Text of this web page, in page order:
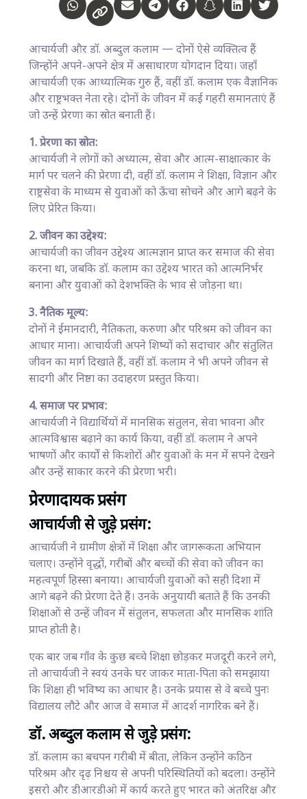
आचार्यजी और डॉ. अब्दुल कलाम — दोनों ऐसे व्यक्तित्व हैं
जिन्होंने अपने-अपने क्षेत्र में असाधारण योगदान दिया। जहाँ
आचार्यजी एक आध्यात्मिक गुरु हैं, वहीं डॉ. कलाम एक वैज्ञानिक
और राष्ट्रभक्त नेता रहे। दोनों के जीवन में कई गहरी समानताएं हैं
जो उन्हें प्रेरणा का स्रोत बनाती हैं।
1. प्रेरणा का स्रोत:
आचार्यजी ने लोगों को अध्यात्म, सेवा और आत्म-साक्षात्कार के
मार्ग पर चलने की प्रेरणा दी, वहीं डॉ. कलाम ने शिक्षा, विज्ञान और
राष्ट्रसेवा के माध्यम से युवाओं को ऊँचा सोचने और आगे बढ़ने के
लिए प्रेरित किया।
2. जीवन का उद्देश्य:
आचार्यजी का जीवन उद्देश्य आत्मज्ञान प्राप्त कर समाज की सेवा
करना था, जबकि डॉ. कलाम का उद्देश्य भारत को आत्मनिर्भर
बनाना और युवाओं को देशभक्ति के भाव से जोड़ना था।
3. नैतिक मूल्य:
दोनों ने ईमानदारी, नैतिकता, करुणा और परिश्रम को जीवन का
आधार माना। आचार्यजी अपने शिष्यों को सदाचार और संतुलित
जीवन का मार्ग दिखाते हैं, वहीं डॉ. कलाम ने भी अपने जीवन से
सादगी और निष्ठा का उदाहरण प्रस्तुत किया।
4. समाज पर प्रभाव:
आचार्यजी ने विद्यार्थियों में मानसिक संतुलन, सेवा भावना और
आत्मविश्वास बढ़ाने का कार्य किया, वहीं डॉ. कलाम ने अपने
भाषणों और कार्यों से किशोरों और युवाओं के मन में सपने देखने
और उन्हें साकार करने की प्रेरणा भरी।
प्रेरणादायक प्रसंग
आचार्यजी से जुड़े प्रसंग:
आचार्यजी ने ग्रामीण क्षेत्रों में शिक्षा और जागरूकता अभियान
चलाए। उन्होंने वृद्धों, गरीबों और बच्चों की सेवा को जीवन का
महत्वपूर्ण हिस्सा बनाया। आचार्यजी युवाओं को सही दिशा में
आगे बढ़ने की प्रेरणा देते हैं। उनके अनुयायी बताते हैं कि उनकी
शिक्षाओं से उन्हें जीवन में संतुलन, सफलता और मानसिक शांति
प्राप्त होती है।
एक बार जब गाँव के कुछ बच्चे शिक्षा छोड़कर मजदूरी करने लगे,
तो आचार्यजी ने स्वयं उनके घर जाकर माता-पिता को समझाया
कि शिक्षा ही भविष्य का आधार है। उनके प्रयास से वे बच्चे पुनः
विद्यालय लौटे और आज वे समाज में आदर्श नागरिक बने हैं।
डॉ. अब्दुल कलाम से जुड़े प्रसंग:
डॉ. कलाम का बचपन गरीबी में बीता, लेकिन उन्होंने कठिन
परिश्रम और दृढ़ निश्चय से अपनी परिस्थितियों को बदला। उन्होंने
इसरो और डीआरडीओ में कार्य करते हुए भारत को अंतरिक्ष और